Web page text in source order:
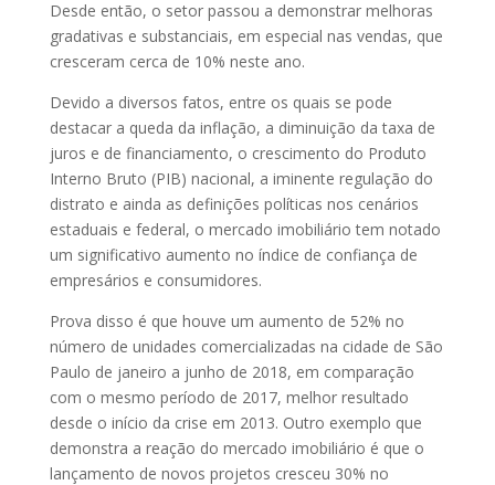
Desde então, o setor passou a demonstrar melhoras
gradativas e substanciais, em especial nas vendas, que
cresceram cerca de 10% neste ano.
Devido a diversos fatos, entre os quais se pode
destacar a queda da inflação, a diminuição da taxa de
juros e de financiamento, o crescimento do Produto
Interno Bruto (PIB) nacional, a iminente regulação do
distrato e ainda as definições políticas nos cenários
estaduais e federal, o mercado imobiliário tem notado
um significativo aumento no índice de confiança de
empresários e consumidores.
Prova disso é que houve um aumento de 52% no
número de unidades comercializadas na cidade de São
Paulo de janeiro a junho de 2018, em comparação
com o mesmo período de 2017, melhor resultado
desde o início da crise em 2013. Outro exemplo que
demonstra a reação do mercado imobiliário é que o
lançamento de novos projetos cresceu 30% no